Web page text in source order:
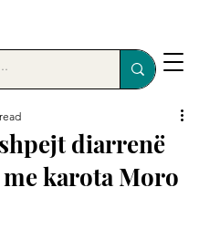
diarrenë
karota Moro